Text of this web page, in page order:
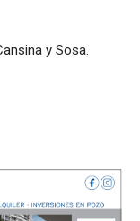
y Sosa.